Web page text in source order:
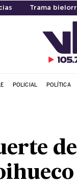
Trama
POLICIAL POLÍTICA